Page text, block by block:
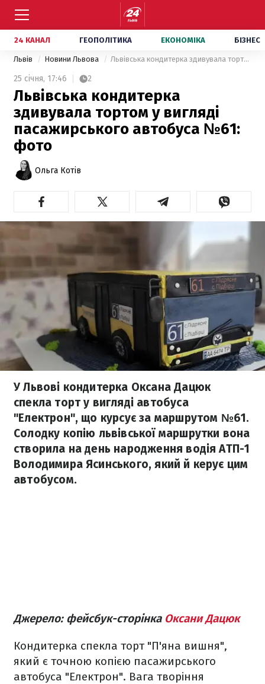
24 КАНАЛ ГЕОПОЛІТИКА ЕКОНОМІКА БІЗНЕС
Львів Новини Львова Львівська кондитерка здивувала тортом у вигляді пасажирського автобуса №61: фото
25 січня, 17:46 2
Львівська кондитерка
здивувала тортом у вигляді
пасажирського автобуса №61:
фото
Ольга Котів
У Львові кондитерка Оксана Дацюк
спекла торт у вигляді автобуса
"Електрон", що курсує за маршрутом №61.
Солодку копію львівської маршрутки вона
створила на день народження водія АТП-1
Володимира Ясинського, який й керує цим
автобусом.
Джерело: фейсбук-сторінка Оксани Дацюк
Кондитерка спекла торт "П'яна вишня",
який є точною копією пасажирського
автобуса "Електрон". Вага творіння